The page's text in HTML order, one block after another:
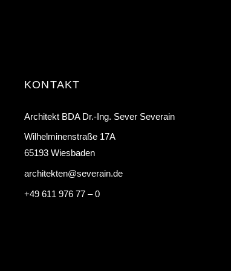
KONTAKT
Architekt BDA Dr.-Ing. Sever Severain
Wilhelminenstraße 17A
65193 Wiesbaden
architekten@severain.de
+49 611 976 77 – 0